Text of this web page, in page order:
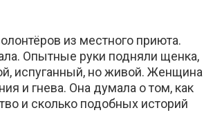
из местного приюта.
Опытные руки подняли щенка,
испуганный, но живой. Женщина
и гнева. Она думала о том, как
и сколько подобных историй